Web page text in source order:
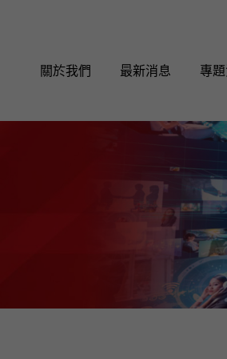
關於我們 最新消息 專